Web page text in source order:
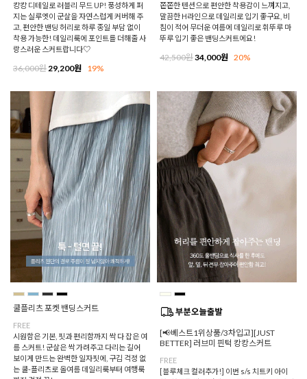
캉캉 디테일로 러블리 무드 UP! 풍성하게 퍼
지는 실루엣이 군살을 자연스럽게 커버해 주
고, 편안한 밴딩 허리로 하루 종일 부담 없이
착용 가능한! 데일리룩에 포인트를 더해줄 사
랑스러운 스커트랍니다♡
36,000원29,200원 19%
쫀쫀한 텐션으로 편안한 착용감이 느껴지고,
말끔한 H라인으로 데일리로 입기 좋구요, 비
침이 적어 무더운 여름에 데일리로 휘뚜루 마
뚜루 입기 좋은 밴딩스커트에요!
42,500원34,000원 20%
쿨플리츠 포켓 밴딩스커트
FREE
시원함은 기본, 핏과 편리함까지 싹 다 잡은 여
름 스커트! 군살은 싹 가려주고 다리는 길어
보이게 만드는 완벽한 일자핏에, 구김 걱정 없
는 쿨-플리츠로 올여름 데일리룩부터 여행룩
[📢베스트1위상품/3차입고][JUST
BETTER] 러브미 핀턱 캉캉스커트
FREE
[블루체크 컬러추가!] 이번 s/s 치트키 아이